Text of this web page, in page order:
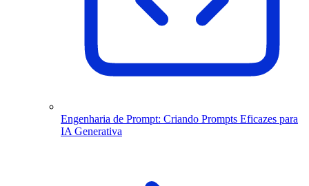
Engenharia de Prompt: Criando Prompts Eficazes para
IA Generativa